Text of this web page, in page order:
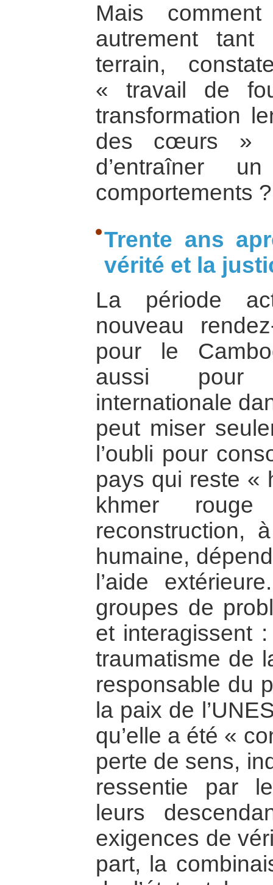
Mais
autrement
terrain,
« travail de
transformation
des cœurs » ,
d’entraîner
comportements ?
Trente ans
vérité et la
La période
nouveau
pour le
aussi pour
internationale
peut miser
l’oubli pour
pays qui reste «
khmer
reconstruction,
humaine,
l’aide
groupes de
et interagissent
traumatisme de
responsable du
la paix de
qu’elle a été «
perte de sens,
ressentie par
leurs
exigences de
part, la